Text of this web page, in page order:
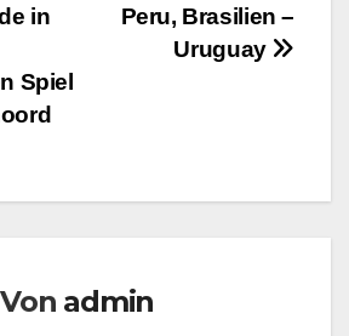
Peru, Brasilien –
Uruguay
in
Spiel
Von admin